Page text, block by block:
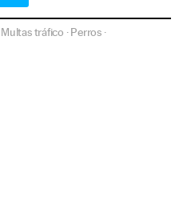
Multas tráfico ·Perros·